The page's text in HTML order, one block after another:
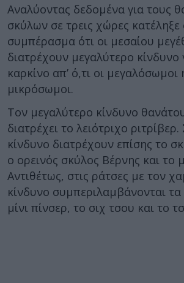
Αναλύοντας δεδομένα για τους
σκύλων σε τρεις χώρες κατέληξε
συμπέρασμα ότι οι μεσαίου
διατρέχουν μεγαλύτερο
καρκίνο απ’ ό,τι οι μεγαλόσωμοι
μικρόσωμοι.
Τον μεγαλύτερο κίνδυνο
διατρέχει το λειότριχο
κίνδυνο διατρέχουν επίσης το
ο ορεινός σκύλος Βέρνης και το
Αντιθέτως, στις ράτσες με τον
κίνδυνο συμπεριλαμβάνονται
μίνι πίνσερ, το σιχ τσου και το